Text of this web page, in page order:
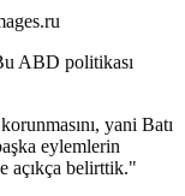
ABD politikası
yani Batı
eylemlerin
açıkça belirttik."